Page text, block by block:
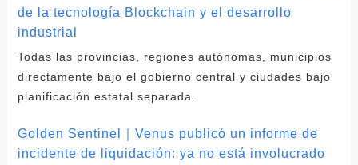
de la tecnología Blockchain y el desarrollo
industrial
Todas las provincias, regiones autónomas, municipios
directamente bajo el gobierno central y ciudades bajo
planificación estatal separada.
Golden Sentinel｜Venus publicó un informe de
incidente de liquidación: ya no está involucrado